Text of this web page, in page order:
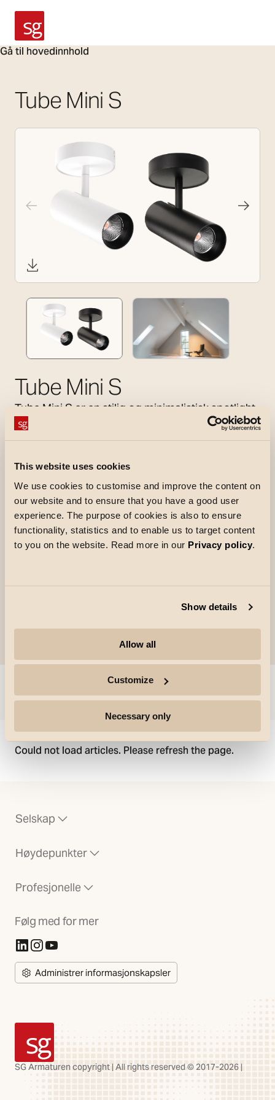
This website uses cookies
We use cookies to customise and improve the content on
our website and to ensure that you have a good user
experience. The purpose of cookies is also to ensure
functionality, statistics and to enable us to target content
to you on the website. Read more in our Privacy policy.
Show details
Allow all
Customize
Necessary only
Gå til hovedinnhold
SG Armaturen
Tube Mini S
Tube Mini S
Tube Mini S er en stilig og minimalistisk spotlight
for montering i tak, skråtak eller på vegg. Den har
et kraftig lys som kan brukes indirekte til
deler av omgivelsene. Spoten kan roteres og
vippes nøyaktig dit lyset trengs.Den er enkel å
installere i alle kjente takuttak og bokser og kan
kobles i sløyfe. Spoten leveres med en svart
baffel som standard, med lav blending. Andre
Could not load articles. Please refresh the page.
Selskap
Høydepunkter
Profesjonelle
Følg med for mer
(Åpnes i ny fane)
(Åpnes i ny fane)
(Åpnes i ny fane)
Administrer informasjonskapsler
SG Armaturen
SG Armaturen copyright | All rights reserved © 2017-2026 |